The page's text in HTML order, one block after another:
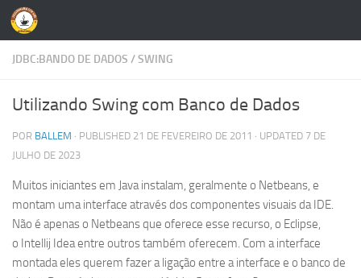
Skip to content
JDBC:BANDO DE DADOS /SWING
Utilizando Swing com Banco de Dados
POR BALLEM · PUBLISHED 21 DE FEVEREIRO DE 2011 · UPDATED 7 DE
JULHO DE 2023
Muitos iniciantes em Java instalam, geralmente o Netbeans, e
montam uma interface através dos componentes visuais da IDE.
Não é apenas o Netbeans que oferece esse recurso, o Eclipse,
o Intellij Idea entre outros também oferecem. Com a interface
montada eles querem fazer a ligação entre a interface e o banco de